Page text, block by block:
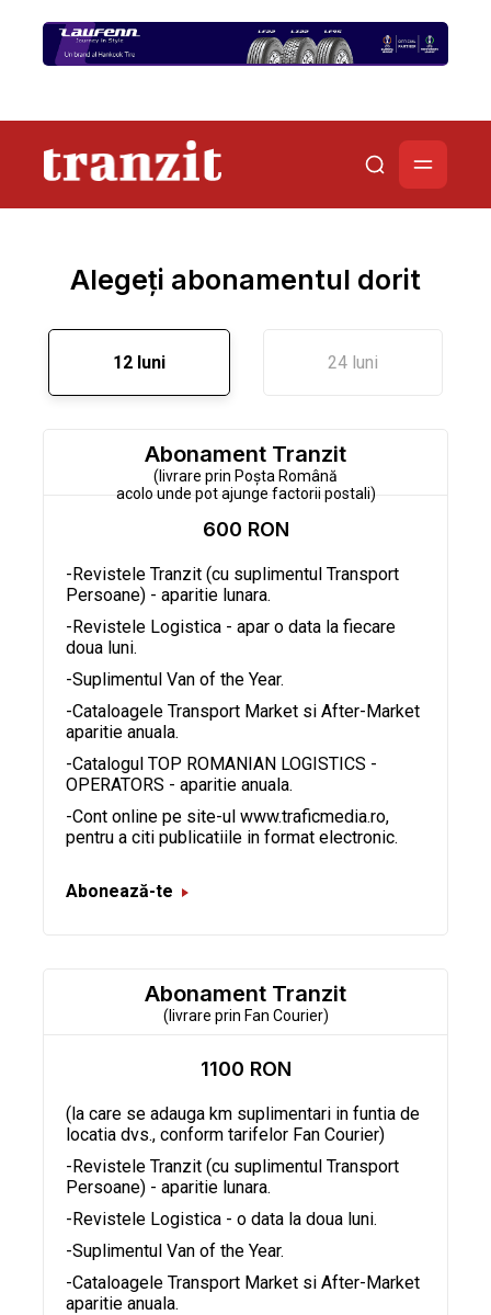
Alegeți abonamentul dorit
12 luni 24 luni
Abonament Tranzit
(livrare prin Poșta Română
acolo unde pot ajunge factorii postali)
600 RON
-Revistele Tranzit (cu suplimentul Transport
Persoane) - aparitie lunara.
-Revistele Logistica - apar o data la fiecare
doua luni.
-Suplimentul Van of the Year.
-Cataloagele Transport Market si After-Market
aparitie anuala.
-Catalogul TOP ROMANIAN LOGISTICS -
OPERATORS - aparitie anuala.
-Cont online pe site-ul www.traficmedia.ro,
pentru a citi publicatiile in format electronic.
Abonează-te
Abonament Tranzit
(livrare prin Fan Courier)
1100 RON
(la care se adauga km suplimentari in funtia de
locatia dvs., conform tarifelor Fan Courier)
-Revistele Tranzit (cu suplimentul Transport
Persoane) - aparitie lunara.
-Revistele Logistica - o data la doua luni.
-Suplimentul Van of the Year.
-Cataloagele Transport Market si After-Market
aparitie anuala.